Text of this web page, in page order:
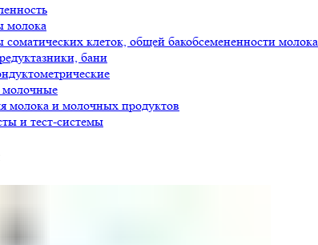
молока
соматических клеток, общей бакобсемененности молока
бани
молока и молочных продуктов
и тест-системы